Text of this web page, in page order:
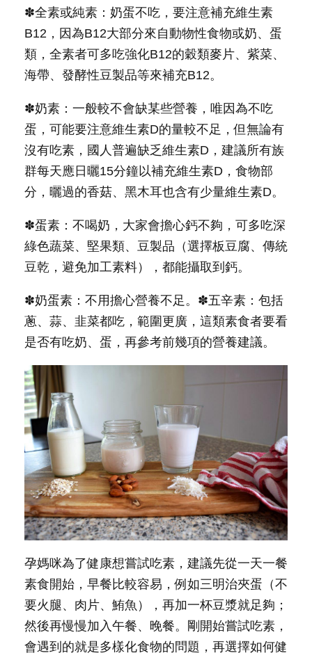
✽全素或純素：奶蛋不吃，要注意補充維生素
B12，因為B12大部分來自動物性食物或奶、蛋
類，全素者可多吃強化B12的穀類麥片、紫菜、
海帶、發酵性豆製品等來補充B12。
✽奶素：一般較不會缺某些營養，唯因為不吃
蛋，可能要注意維生素D的量較不足，但無論有
沒有吃素，國人普遍缺乏維生素D，建議所有族
群每天應日曬15分鐘以補充維生素D，食物部
分，曬過的香菇、黑木耳也含有少量維生素D。
✽蛋素：不喝奶，大家會擔心鈣不夠，可多吃深
綠色蔬菜、堅果類、豆製品（選擇板豆腐、傳統
豆乾，避免加工素料），都能攝取到鈣。
✽奶蛋素：不用擔心營養不足。✽五辛素：包括
蔥、蒜、韭菜都吃，範圍更廣，這類素食者要看
是否有吃奶、蛋，再參考前幾項的營養建議。
孕媽咪為了健康想嘗試吃素，建議先從一天一餐
素食開始，早餐比較容易，例如三明治夾蛋（不
要火腿、肉片、鮪魚），再加一杯豆漿就足夠；
然後再慢慢加入午餐、晚餐。剛開始嘗試吃素，
會遇到的就是多樣化食物的問題，再選擇如何健